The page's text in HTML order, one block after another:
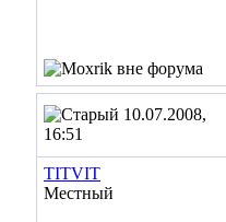
10.07.2008,
16:51
TITVIT
Местный